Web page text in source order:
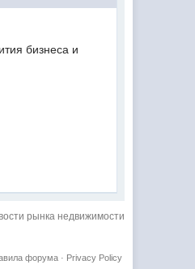
бизнеса и
рынка недвижимости
Privacy Policy
форума·